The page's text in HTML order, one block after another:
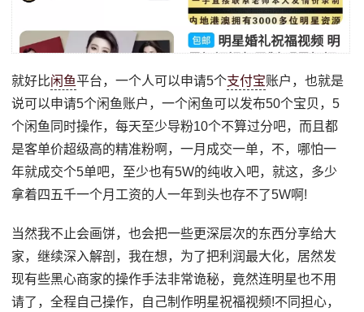
就好比闲鱼平台，一个人可以申请5个支付宝账户，也就是
说可以申请5个闲鱼账户，一个闲鱼可以发布50个宝贝，5
个闲鱼同时操作，每天至少导粉10个不算过分吧，而且都
是客单价超级高的精准粉啊，一月成交一单，不，哪怕一
年就成交个5单吧，至少也有5W的纯收入吧，就这，多少
拿着四五千一个月工资的人一年到头也存不了5W啊!
当然我不止会画饼，也会把一些更深层次的东西分享给大
家，继续深入解剖，我在想，为了把利润最大化，居然发
现有些黑心商家的操作手法非常诡秘，竟然连明星也不用
请了，全程自己操作，自己制作明星祝福视频!不同担心，